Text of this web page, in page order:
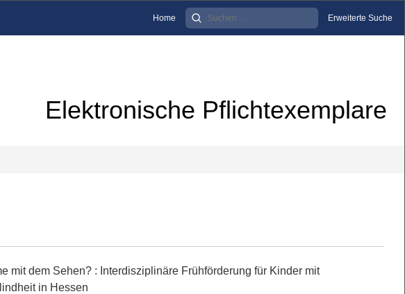
Home Erweiterte Suche
Elektronische Pflichtexemplare
mit dem Sehen? : Interdisziplinäre Frühförderung für Kinder mit
in Hessen